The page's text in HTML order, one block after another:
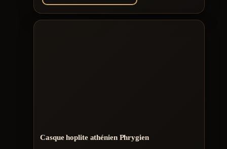
Casque hoplite athénien Phrygien